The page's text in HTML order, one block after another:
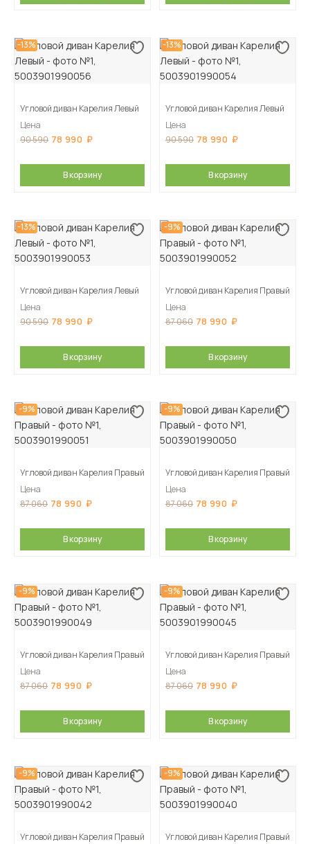
-13%
Угловой диван Карелия Левый
Цена
90 590 78 990
В корзину
-13%
Угловой диван Карелия Левый
Цена
90 590 78 990
В корзину
-13%
Угловой диван Карелия Левый
Цена
90 590 78 990
В корзину
-9%
Угловой диван Карелия Правый
Цена
87 060 78 990
В корзину
-9%
Угловой диван Карелия Правый
Цена
87 060 78 990
В корзину
-9%
Угловой диван Карелия Правый
Цена
87 060 78 990
В корзину
-9%
Угловой диван Карелия Правый
Цена
87 060 78 990
В корзину
-9%
Угловой диван Карелия Правый
Цена
87 060 78 990
В корзину
-9%
Угловой диван Карелия Правый
-9%
Угловой диван Карелия Правый